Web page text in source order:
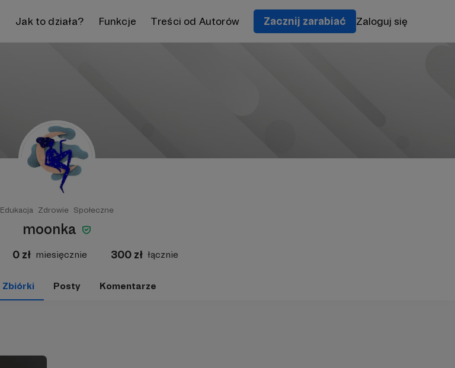
Jak to działa? Funkcje Treści od Autorów Zacznij zarabiać Zaloguj się
Edukacja Zdrowie Społeczne
moonka
0 zł miesięcznie 300 zł łącznie
Zbiórki Posty Komentarze